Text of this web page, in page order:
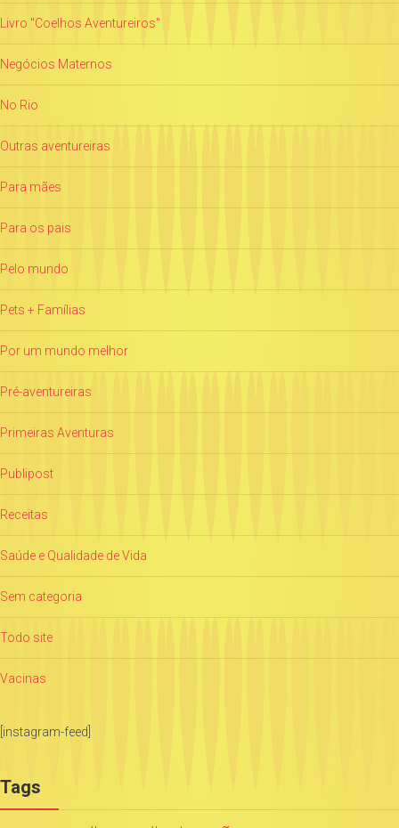
Livro "Coelhos Aventureiros"
Negócios Maternos
No Rio
Outras aventureiras
Para mães
Para os pais
Pelo mundo
Pets + Famílias
Por um mundo melhor
Pré-aventureiras
Primeiras Aventuras
Publipost
Receitas
Saúde e Qualidade de Vida
Sem categoria
Todo site
Vacinas
[instagram-feed]
Tags